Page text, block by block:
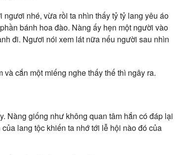
nhé, vừa rồi ta nhìn thấy tỷ tỷ lang yêu áo
bánh hoa đào. Nàng ấy hẹn một người vào
đi. Ngươi nói xem lát nữa nếu người sau nhìn
cắn một miếng nghe thấy thế thì ngây ra.
Nàng giống như không quan tâm hắn có đáp lại
lang tộc khiến ta nhớ tới lễ hội nào đó của